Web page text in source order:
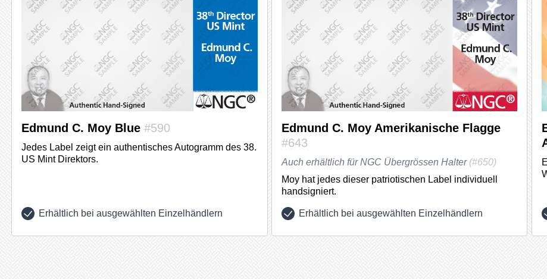
Edmund C. Moy Blue#590
Jedes Label zeigt ein authentisches Autogramm des 38.
US Mint Direktors.
Erhältlich bei ausgewählten Einzelhändlern
Edmund C. Moy Amerikanische Flagge
#643
Auch erhältlich für NGC Übergrössen Halter (#650)
Moy hat jedes dieser patriotischen Label individuell
handsigniert.
Erhältlich bei ausgewählten Einzelhändlern